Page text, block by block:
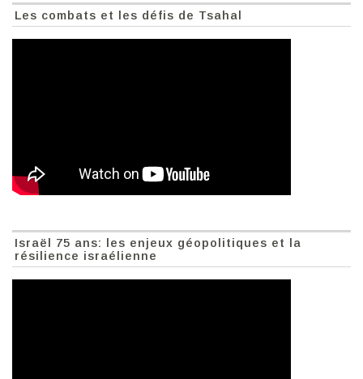
Les combats et les défis de Tsahal
Israël 75 ans: les enjeux géopolitiques et la
résilience israélienne